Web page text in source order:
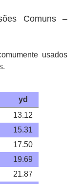
Comuns –
usados
yd
13.12
15.31
17.50
19.69
21.87